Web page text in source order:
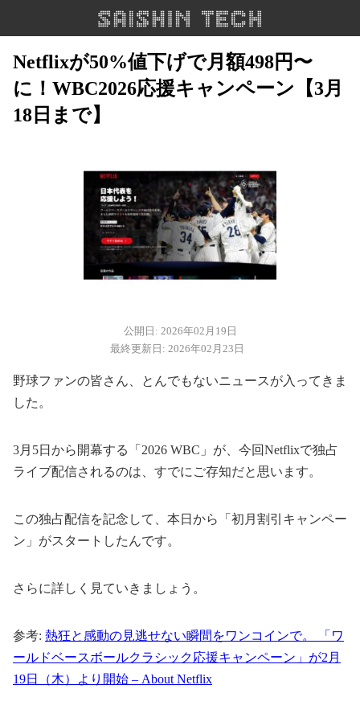
Netflixが50%値下げで月額498円〜
に！WBC2026応援キャンペーン【3月
18日まで】
公開日: 2026年02月19日
最終更新日: 2026年02月23日
野球ファンの皆さん、とんでもないニュースが入ってきま
した。
3月5日から開幕する「2026 WBC」が、今回Netflixで独占
ライブ配信されるのは、すでにご存知だと思います。
この独占配信を記念して、本日から「初月割引キャンペー
ン」がスタートしたんです。
さらに詳しく見ていきましょう。
参考: 熱狂と感動の見逃せない瞬間をワンコインで。 「ワ
ールドベースボールクラシック応援キャンペーン」が2月
19日（木）より開始 – About Netflix